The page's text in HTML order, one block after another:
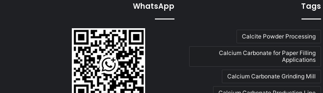
Tags
Calcite Powder Processing
Calcium Carbonate for Paper Filling
Applications
Calcium Carbonate Grinding Mill
WhatsApp